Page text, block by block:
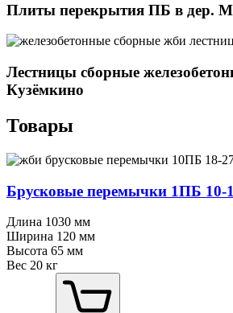
Плиты перекрытия ПБ в дер.
Лестницы сборные
Кузёмкино
Товары
Брусковые перемычки 1ПБ 10⁠-⁠
Длина 1030 мм
Ширина 120 мм
Высота 65 мм
Вес 20 кг